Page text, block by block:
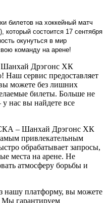
билетов на хоккейный матч
состоится 17 сентября
окунуться в мир
команду на арене!
Шанхай Дрэгонс ХК
Наш сервис предоставляет
можете без лишних
билеты. Больше не
нас вы найдете все
– Шанхай Дрэгонс ХК
привлекательным
обрабатывает запросы,
места на арене. Не
атмосферу борьбы и
нашу платформу, вы можете
Мы гарантируем